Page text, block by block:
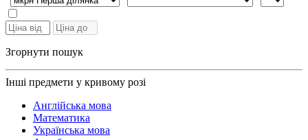
Згорнути пошук
Інші предмети у кривому розі
Англійська мова
Математика
Українська мова